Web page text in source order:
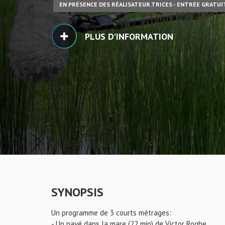
EN PRÉSENCE DES RÉALISATEUR.TRICES - ENTRÉE
PLUS D'INFORMATION
SYNOPSIS
Un programme de 3 courts métrages: